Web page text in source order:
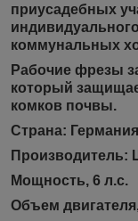
приусадебных
коммунальных
Рабочие фрезы
который
комков почвы.
Страна: Германия
Производитель:
Мощность, 6 л.с.
Объем